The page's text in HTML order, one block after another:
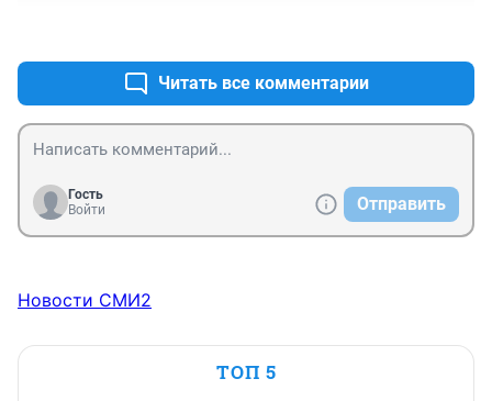
Читать все комментарии
Гость
Войти
Отправить
Новости СМИ2
ТОП 5